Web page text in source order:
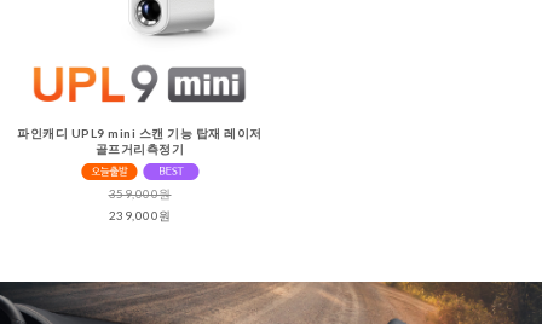
파인캐디 UPL9 mini 스캔 기능 탑재 레이저
골프거리측정기
359,000원
239,000원